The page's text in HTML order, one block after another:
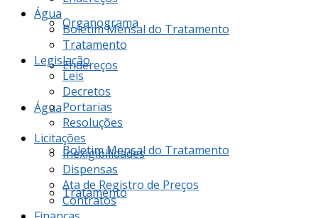
Organograma
Endereços
Água
Boletim Mensal do Tratamento
Tratamento
Água
Boletim Mensal do Tratamento
Tratamento
Legislação
Leis
Decretos
Portarias
Resoluções
Licitações
Inexigibilidades
Dispensas
Ata de Registro de Preços
Contratos